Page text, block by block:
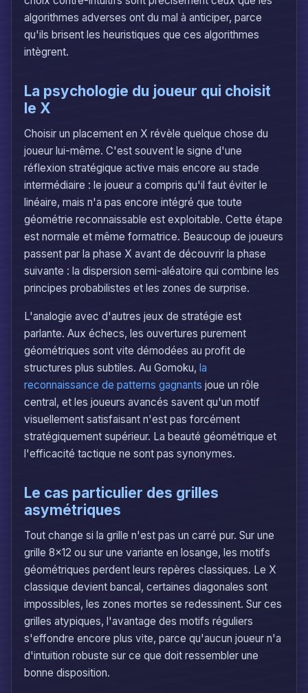
algorithmes adverses ont du mal à anticiper, parce
qu'ils brisent les heuristiques que ces algorithmes
intègrent.
La psychologie du joueur qui choisit
le X
Choisir un placement en X révèle quelque chose du
joueur lui-même. C'est souvent le signe d'une
réflexion stratégique active mais encore au stade
intermédiaire : le joueur a compris qu'il faut éviter le
linéaire, mais n'a pas encore intégré que toute
géométrie reconnaissable est exploitable. Cette étape
est normale et même formatrice. Beaucoup de joueurs
passent par la phase X avant de découvrir la phase
suivante : la dispersion semi-aléatoire qui combine les
principes probabilistes et les zones de surprise.
L'analogie avec d'autres jeux de stratégie est
parlante. Aux échecs, les ouvertures purement
géométriques sont vite démodées au profit de
structures plus subtiles. Au Gomoku, la
reconnaissance de patterns gagnants joue un rôle
central, et les joueurs avancés savent qu'un motif
visuellement satisfaisant n'est pas forcément
stratégiquement supérieur. La beauté géométrique et
l'efficacité tactique ne sont pas synonymes.
Le cas particulier des grilles
asymétriques
Tout change si la grille n'est pas un carré pur. Sur une
grille 8x12 ou sur une variante en losange, les motifs
géométriques perdent leurs repères classiques. Le X
classique devient bancal, certaines diagonales sont
impossibles, les zones mortes se redessinent. Sur ces
grilles atypiques, l'avantage des motifs réguliers
s'effondre encore plus vite, parce qu'aucun joueur n'a
d'intuition robuste sur ce que doit ressembler une
bonne disposition.